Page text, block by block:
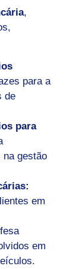
,
para a
de
para
na gestão
em
em